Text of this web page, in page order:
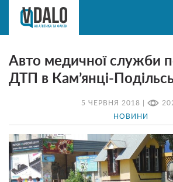
5 ЧЕРВНЯ 2018 |
НОВИНИ
Авто медичної служби
ДТП в Кам’янці-